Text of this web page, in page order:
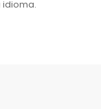
idioma.